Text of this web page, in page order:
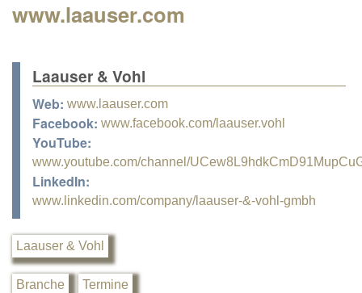
www.laauser.com
Laauser & Vohl
Web: www.laauser.com
Facebook: www.facebook.com/laauser.vohl
YouTube:
www.youtube.com/channel/
LinkedIn:
www.linkedin.com/company/laauser-&-vohl-gmbh
Laauser & Vohl
Branche Termine